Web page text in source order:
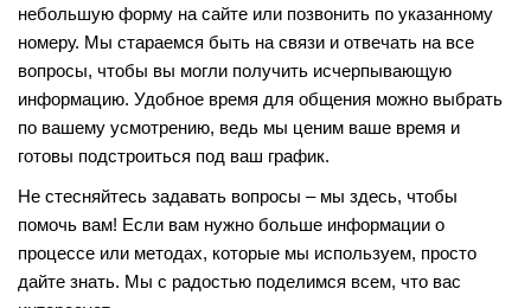
небольшую форму на сайте или позвонить по указанному
номеру. Мы стараемся быть на связи и отвечать на все
вопросы, чтобы вы могли получить исчерпывающую
информацию. Удобное время для общения можно выбрать
по вашему усмотрению, ведь мы ценим ваше время и
готовы подстроиться под ваш график.
Не стесняйтесь задавать вопросы – мы здесь, чтобы
помочь вам! Если вам нужно больше информации о
процессе или методах, которые мы используем, просто
дайте знать. Мы с радостью поделимся всем, что вас